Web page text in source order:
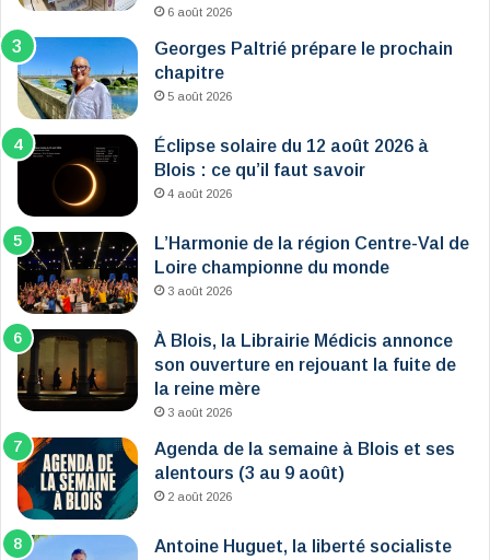
6 août 2026
Georges Paltrié prépare le prochain
chapitre
5 août 2026
Éclipse solaire du 12 août 2026 à
Blois : ce qu’il faut savoir
4 août 2026
L’Harmonie de la région Centre-Val de
Loire championne du monde
3 août 2026
À Blois, la Librairie Médicis annonce
son ouverture en rejouant la fuite de
la reine mère
3 août 2026
Agenda de la semaine à Blois et ses
alentours (3 au 9 août)
2 août 2026
Antoine Huguet, la liberté socialiste